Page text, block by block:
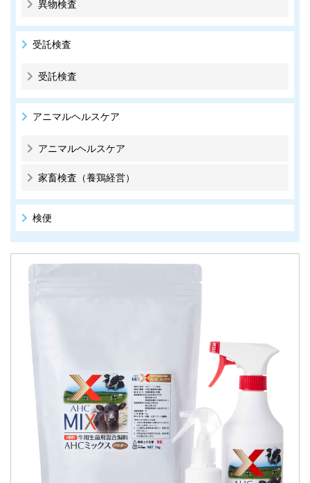
異物検査
受託検査
受託検査
アニマルヘルスケア
アニマルヘルスケア
家畜検査（養鶏経営）
検便